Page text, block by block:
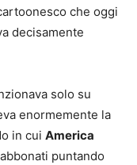
che oggi
decisamente
solo su
enormemente la
in cui America
puntando